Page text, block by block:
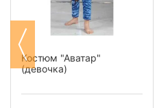
Костюм "Аватар"
(девочка)